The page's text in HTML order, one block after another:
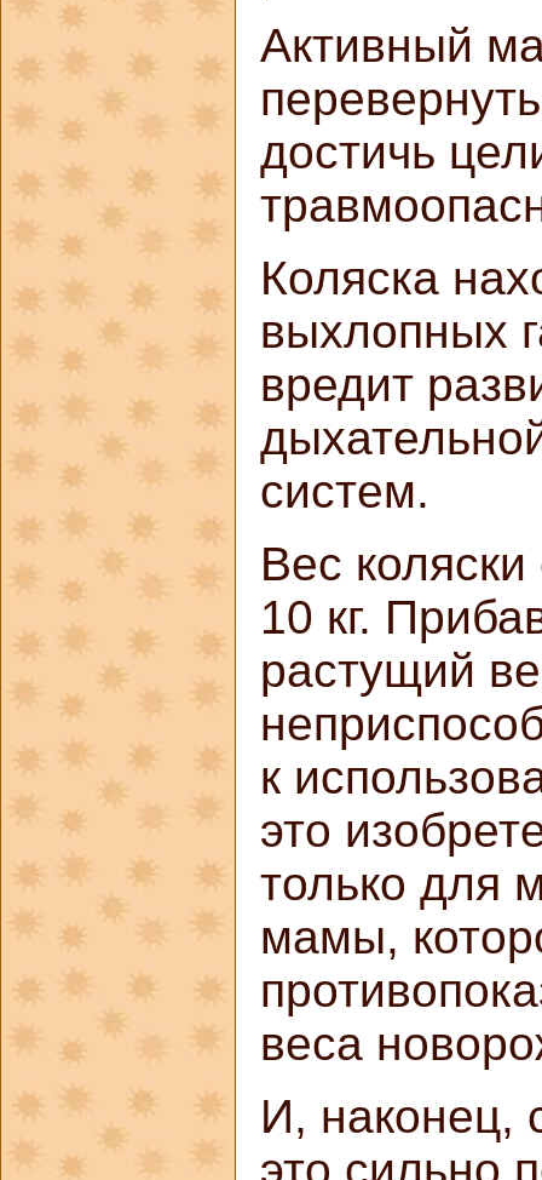
Активный
достичь
Коляска
выхлопных
вредит
систем.
Вес
10 кг.
растущий
к
это
только для
мамы,
веса
И, наконец,